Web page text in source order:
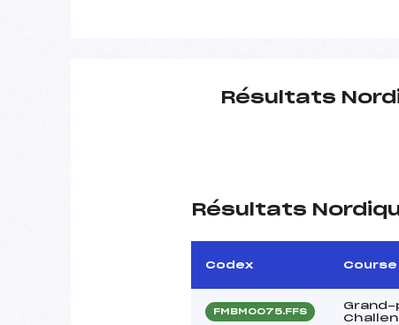
Résultats
Résultats
Codex Course
FMBM0075.FFS
Grand-